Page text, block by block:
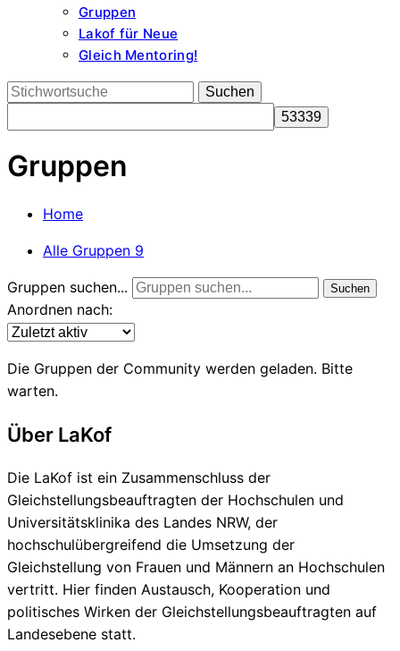
Gruppen
Lakof für Neue
Gleich Mentoring!
Search
Gruppen
Home
Alle Gruppen 9
Gruppen suchen... Suchen
Anordnen nach:
Die Gruppen der Community werden geladen. Bitte
warten.
Über LaKof
Die LaKof ist ein Zusammenschluss der
Gleichstellungsbeauftragten der Hochschulen und
Universitätsklinika des Landes NRW, der
hochschulübergreifend die Umsetzung der
Gleichstellung von Frauen und Männern an Hochschulen
vertritt. Hier finden Austausch, Kooperation und
politisches Wirken der Gleichstellungsbeauftragten auf
Landesebene statt.